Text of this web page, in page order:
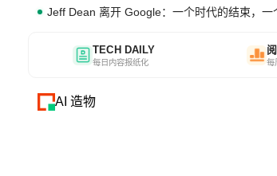
Jeff Dean 离开 Google：一个时代的结束，一
TECH DAILY
每日内容报纸化 每
AI 造物